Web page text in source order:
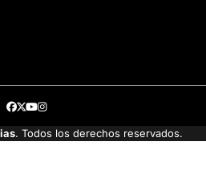
Facebook
TwitterYoutube
Instagram
. Todos los derechos reservados.